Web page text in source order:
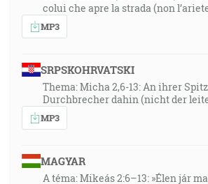
colui che apre la strada (non
MP3
SRPSKOHRVATSKI
Thema: Micha 2,6-13: An ihrer
Durchbrecher dahin (nicht der
MP3
MAGYAR
A téma: Mikeás 2:6–13: »Élen jár